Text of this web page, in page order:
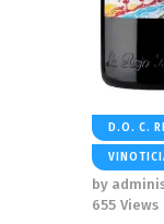
D.O. C.
by
655 Views